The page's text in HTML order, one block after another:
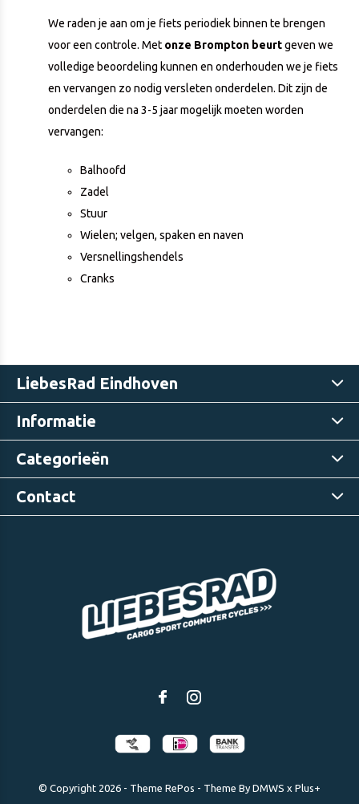
We raden je aan om je fiets periodiek binnen te brengen
voor een controle. Met onze Brompton beurtgeven we
volledige beoordeling kunnen en onderhouden we je fiets
en vervangen zo nodig versleten onderdelen. Dit zijn de
onderdelen die na 3-5 jaar mogelijk moeten worden
vervangen:
Balhoofd
Zadel
Stuur
Wielen; velgen, spaken en naven
Versnellingshendels
Cranks
LiebesRad Eindhoven
Informatie
Categorieën
Contact
© Copyright 2026 - Theme RePos - Theme By DMWS x Plus+